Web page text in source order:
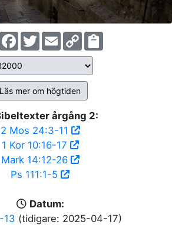
ShareFacebook
TwitterEmailCopy
Link
Läs mer om högtiden
årgång 2:
2 Mos 24:3-11
1 Kor 10:16-17
Mark 14:12-26
Ps 111:1-5
Datum:
13 (tidigare: 2025-04-17)